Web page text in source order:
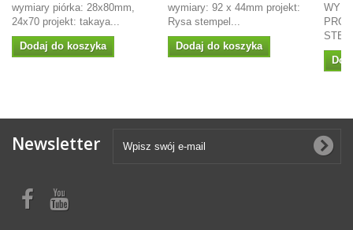
wymiary piórka: 28x80mm,
24x70 projekt: takaya...
Dodaj do koszyka
wymiary: 92 x 44mm projekt:
Rysa stempel...
Dodaj do koszyka
Newsletter